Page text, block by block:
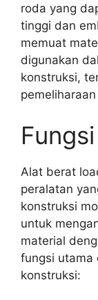
roda yang
tinggi dan
memuat
digunakan
konstruksi,
Alat berat
peralatan
konstruksi
untuk
material
fungsi utama
konstruksi: